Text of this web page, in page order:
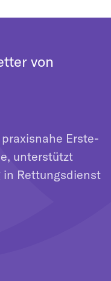
von
Erste-
unterstützt
Rettungsdienst